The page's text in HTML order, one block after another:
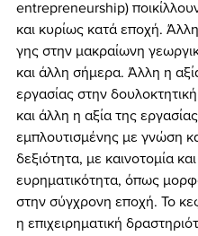
entrepreneurship)
και κυρίως κατά εποχή.
γης στην μακραίωνη
και άλλη σήμερα. Άλλη η
εργασίας στην
και άλλη η αξία της
εμπλουτισμένης με γνώση
δεξιότητα, με καινοτομία και
ευρηματικότητα, όπως
στην σύγχρονη εποχή. Το
η επιχειρηματική